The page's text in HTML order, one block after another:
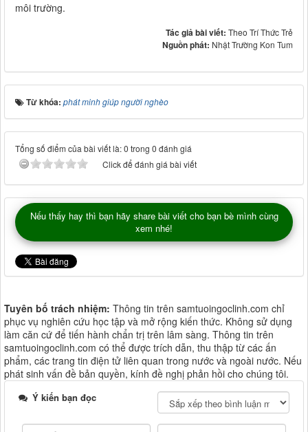
môi trường.
Tác giả bài viết: Theo Trí Thức Trẻ
Nguồn phát: Nhật Trường Kon Tum
Từ khóa: phát minh giúp người nghèo
Tổng số điểm của bài viết là: 0 trong 0 đánh giá
Click để đánh giá bài viết
Nếu thấy hay thì bạn hãy share bài viết cho bạn bè mình cùng
xem nhé!
Tuyên bố trách nhiệm: Thông tin trên samtuoingoclinh.com chỉ
phục vụ nghiên cứu học tập và mở rộng kiến thức. Không sử dụng
làm căn cứ để tiến hành chẩn trị trên lâm sàng. Thông tin trên
samtuoingoclinh.com có thể được trích dẫn, thu thập từ các ấn
phẩm, các trang tin điện tử liên quan trong nước và ngoài nước. Nếu
phát sinh vấn đề bản quyền, kính đề nghị phản hồi cho chúng tôi.
Ý kiến bạn đọc